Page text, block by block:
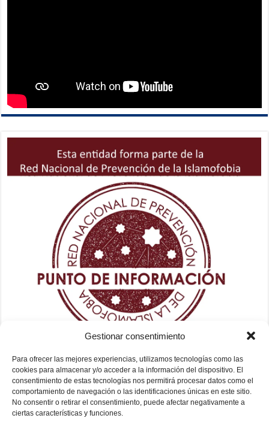
Gestionar consentimiento
Para ofrecer las mejores experiencias, utilizamos tecnologías como las
cookies para almacenar y/o acceder a la información del dispositivo. El
consentimiento de estas tecnologías nos permitirá procesar datos como el
comportamiento de navegación o las identificaciones únicas en este sitio.
No consentir o retirar el consentimiento, puede afectar negativamente a
ciertas características y funciones.